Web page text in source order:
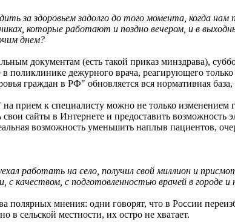
за здоровьем задолго до того момента, когда
которые работают и поздно вечером, и в
днем?
документам (есть такой приказ минздрава),
в поликлинике дежурного врача, реагирующего
граждан в РФ" обновляется вся нормативная база,
прием к специалисту можно не только
сайты в Интернете и предоставить
возможность уменьшить наплыв пациентов,
работать на село, получил свой миллион и
качеством, с подготовленностью врачей в городе и
полярных мнения: одни говорят, что в России
в сельской местности, их остро не хватает.